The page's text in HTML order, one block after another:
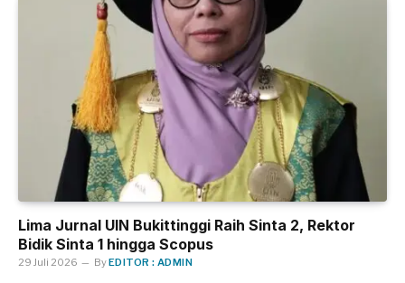
Lima Jurnal UIN Bukittinggi Raih Sinta 2, Rektor
Bidik Sinta 1 hingga Scopus
29 Juli 2026 ByEDITOR : ADMIN